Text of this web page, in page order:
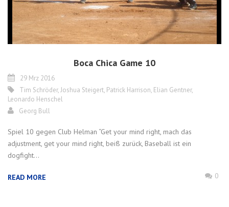
Boca Chica Game 10
29 Mrz 2016
Tim Schröder,Joshua Steigert, Patrick Harrison, Elian Gentner,
Leonardo Henschel
Georg Bull
Spiel 10 gegen Club Helman “Get your mind right, mach das
adjustment, get your mind right, beiß zurück, Baseball ist ein
dogfight...
READ MORE 0